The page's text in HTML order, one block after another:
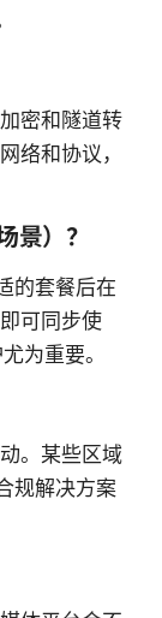
密和隧道转
络和协议，
景）？
的套餐后在
可同步使
为重要。
。某些区域
规解决方案